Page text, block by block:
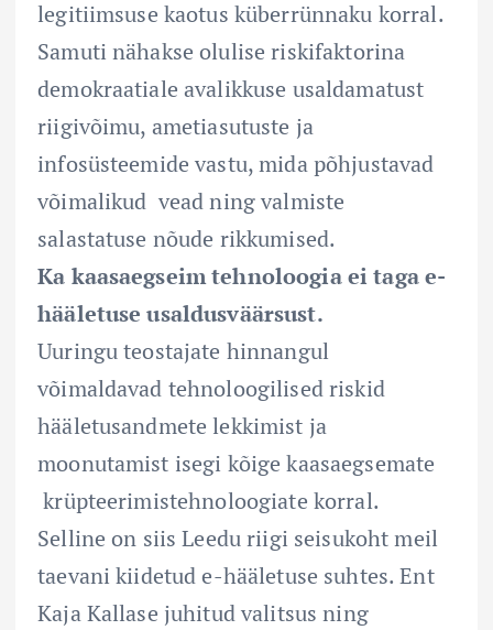
legitiimsuse kaotus küberrünnaku korral.
Samuti nähakse olulise riskifaktorina
demokraatiale avalikkuse usaldamatust
riigivõimu, ametiasutuste ja
infosüsteemide vastu, mida põhjustavad
võimalikud vead ning valmiste
salastatuse nõude rikkumised.
Ka kaasaegseim tehnoloogia ei taga e-
hääletuse usaldusväärsust.
Uuringu teostajate hinnangul
võimaldavad tehnoloogilised riskid
hääletusandmete lekkimist ja
moonutamist isegi kõige kaasaegsemate
krüpteerimistehnoloogiate korral.
Selline on siis Leedu riigi seisukoht meil
taevani kiidetud e-hääletuse suhtes. Ent
Kaja Kallase juhitud valitsus ning